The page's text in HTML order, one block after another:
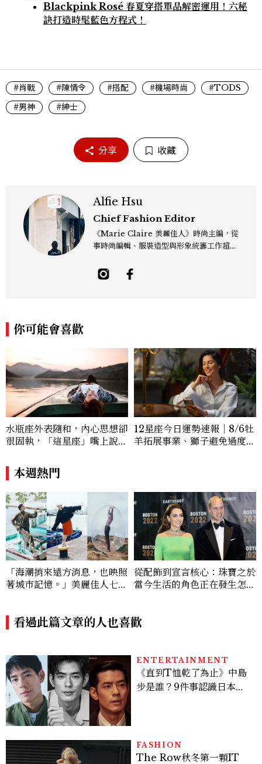
Blackpink Rosé 春夏穿搭單品解密運用！六秘
訣打造時髦藍色方程式！
#肖戰 #陳情令 #搭配 #機場時尚
#TODS
#男神
#紳士
分享 收藏
Alfie Hsu
Chief Fashion Editor
《Marie Claire 美麗佳人》時尚主編，從
事時尚編輯、服裝造型與形象統籌工作超過
與編輯認證。風格遊走於復古、現代與未來
之間，擅長融合高級時裝、正式服飾、運動
性的時尚企劃，風格中性、先鋒、優雅，具
高度個人特色與前衛視覺表現。 Contac
t：alfie_hsu@mctw.com.tw
你可能會喜歡
水瓶座外表隨和，內心思想卻
很固執，「這星座」嘴上說都
選！12星座最難被改變的一
面
12星座今日運勢速報｜8/6牡
羊拓展事業、獅子避免過度借
本週熱門
「海潮捎來遠方消息，也映照
著城市記憶。」美麗佳人七月
從配飾到宣言核心：珠寶之於
當今生活的角色正在發生怎樣
看過此篇文章的人也喜歡
ENTERTAINMENT
《直到T恤乾了為止》中島
步是誰？9件事認識日本
FASHION
The Row秋冬第一顆IT